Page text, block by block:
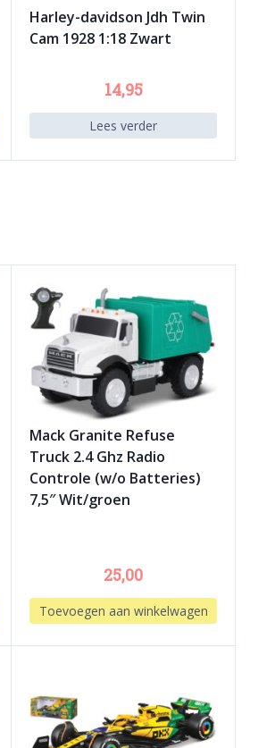
Harley-davidson Jdh Twin
Cam 1928 1:18 Zwart
14,95
Lees verder
Mack Granite Refuse
Truck 2.4 Ghz Radio
Controle (w/o Batteries)
7,5″ Wit/groen
25,00
Toevoegen aan winkelwagen